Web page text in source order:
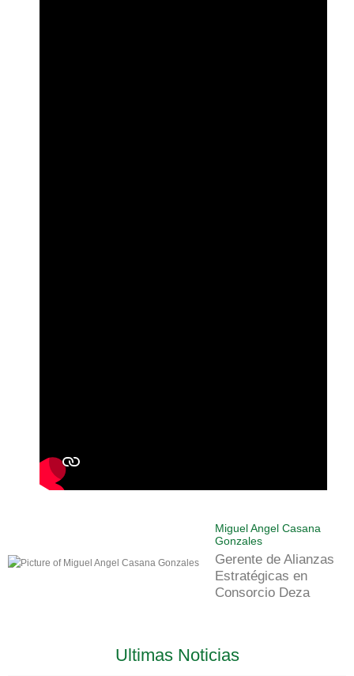
Miguel Angel Casana
Gonzales
Gerente de Alianzas
Estratégicas en
Consorcio Deza
Ultimas Noticias